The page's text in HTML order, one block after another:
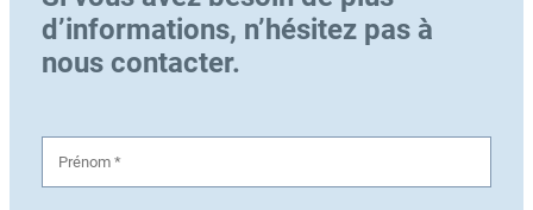
d’informations, n’hésitez pas à
nous contacter.